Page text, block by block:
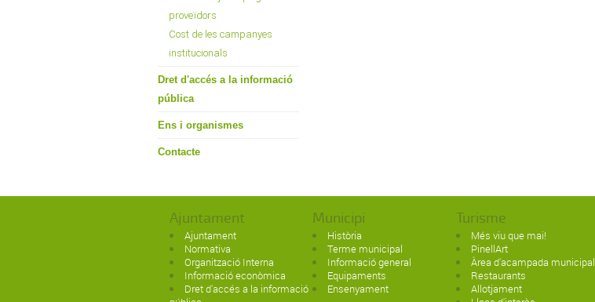
proveïdors
Cost de les campanyes
institucionals
Dret d'accés a la informació
pública
Ens i organismes
Contacte
Ajuntament
Ajuntament
Normativa
Organització Interna
Informació econòmica
Dret d'accés a la informació
Municipi
Història
Terme municipal
Informació general
Equipaments
Ensenyament
Turisme
Més viu que mai!
PinellArt
Àrea d'acampada municipal
Restaurants
Allotjament